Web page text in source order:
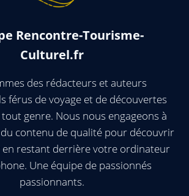
Rencontre-Tourisme-
Culturel.fr
des rédacteurs et auteurs
férus de voyage et de découvertes
genre. Nous nous engageons à
contenu de qualité pour découvrir
restant derrière votre ordinateur
Une équipe de passionnés
passionnants.